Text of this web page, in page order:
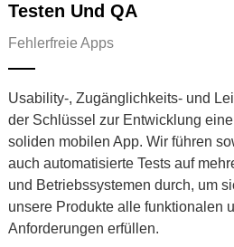
Testen Und QA
Fehlerfreie Apps
Usability-, Zugänglichkeits- und
der Schlüssel zur Entwicklung
soliden mobilen App. Wir führen
auch automatisierte Tests auf
und Betriebssystemen durch, um
unsere Produkte alle funktionalen
Anforderungen erfüllen.